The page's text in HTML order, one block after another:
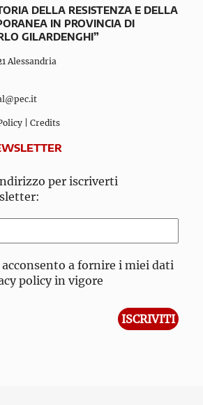
DELLA RESISTENZA E DELLA
IN PROVINCIA DI
GILARDENGHI”
Alessandria
Credits
per iscriverti
a fornire i miei dati
policy in vigore